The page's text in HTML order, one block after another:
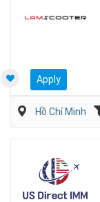
Apply
Hồ Chí Minh